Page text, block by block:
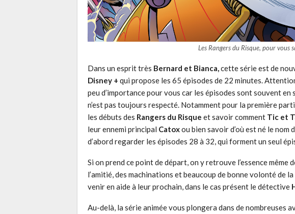
Les Rangers du Risque, pour vous
Dans un esprit très Bernard et Bianca, cette série est de
Disney + qui propose les 65 épisodes de 22 minutes.
peu d’importance pour vous car les épisodes sont souvent
n’est pas toujours respecté. Notamment pour la première
les débuts des Rangers du Risque et savoir comment Tic et
leur ennemi principal Catoxou bien savoir d’où est né le nom
d’abord regarder les épisodes 28 à 32, qui forment un seul
Si on prend ce point de départ, on y retrouve l’essence même
l’amitié, des machinations et beaucoup de bonne volonté de
venir en aide à leur prochain, dans le cas présent le détective
Au-delà, la série animée vous plongera dans de nombreuses